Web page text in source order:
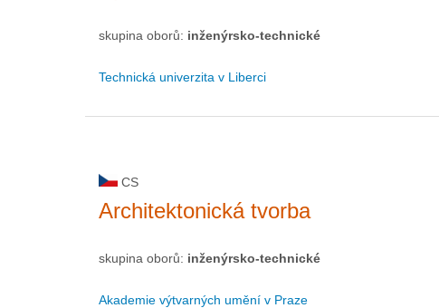
skupina oborů: inženýrsko-technické
Technická univerzita v Liberci
CS
Architektonická tvorba
skupina oborů: inženýrsko-technické
Akademie výtvarných umění v Praze